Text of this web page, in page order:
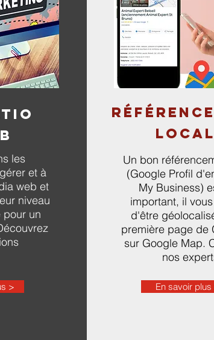
les
et à
web et
niveau
pour un
>
LOCAL
Un bon
(Google Profil
My Business)
important, il
d'être
première page de
sur Google Map.
nos
En savoir plus